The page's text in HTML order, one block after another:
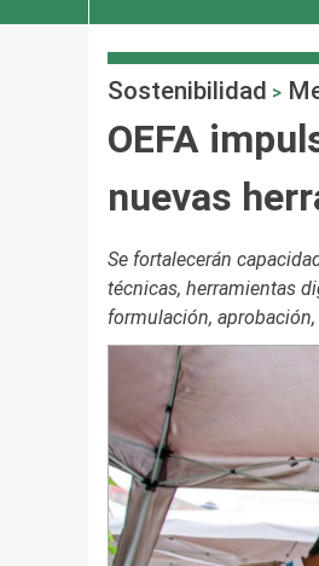
Sostenibilidad >
OEFA
nuevas
Se fortalecerán
técnicas, herramientas
formulación,